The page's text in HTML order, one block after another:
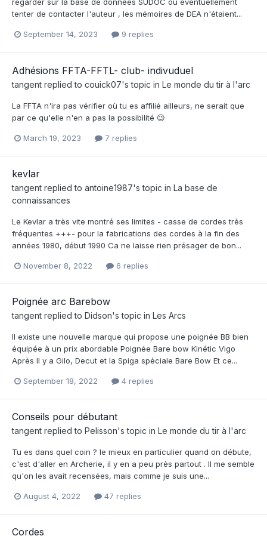
regarder sur la base de données SUDOC ou éventuellement
tenter de contacter l'auteur , les mémoires de DEA n'étaient...
September 14, 2023 9 replies
Adhésions FFTA-FFTL- club- indivuduel
tangent replied to couick07's topic in Le monde du tir à l'arc
La FFTA n'ira pas vérifier où tu es affilié ailleurs, ne serait que
par ce qu'elle n'en a pas la possibilité 😉
March 19, 2023 7 replies
kevlar
tangent replied to antoine1987's topic in La base de
connaissances
Le Kevlar a très vite montré ses limites - casse de cordes très
fréquentes +++- pour la fabrications des cordes à la fin des
années 1980, début 1990 Ca ne laisse rien présager de bon...
November 8, 2022 6 replies
Poignée arc Barebow
tangent replied to Didson's topic in Les Arcs
Il existe une nouvelle marque qui propose une poignée BB bien
équipée à un prix abordable Poignée Bare bow Kinétic Vigo
Après Il y a Gilo, Decut et la Spiga spéciale Bare Bow Et ce...
September 18, 2022 4 replies
Conseils pour débutant
tangent replied to Pelisson's topic in Le monde du tir à l'arc
Tu es dans quel coin ? le mieux en particulier quand on débute,
c'est d'aller en Archerie, il y en a peu près partout . Il me semble
qu'on les avait recensées, mais comme je suis une...
August 4, 2022 47 replies
Cordes